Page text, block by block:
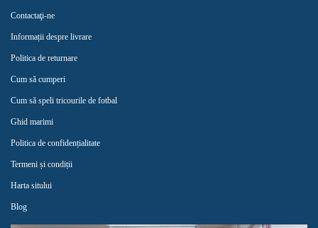
Contactaţi-ne
Informații despre livrare
Politica de returnare
Cum să cumperi
Cum să speli tricourile de fotbal
Ghid marimi
Politica de confidențialitate
Termeni și condiții
Harta sitului
Blog